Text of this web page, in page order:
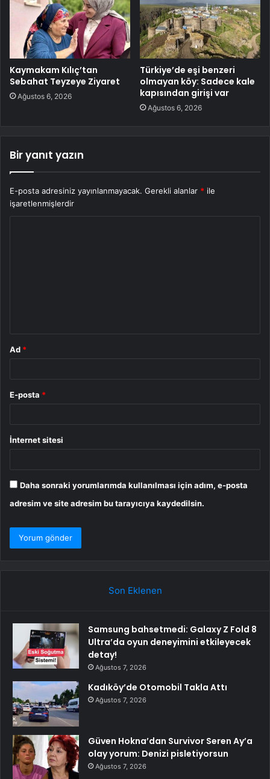
Kaymakam Kılıç’tan
Sebahat Teyzeye Ziyaret
Ağustos 6, 2026
Türkiye’de eşi benzeri
olmayan köy: Sadece kale
kapısından girişi var
Ağustos 6, 2026
Bir yanıt yazın
E-posta adresiniz yayınlanmayacak. Gerekli alanlar * ile
işaretlenmişlerdir
Ad *
E-posta *
İnternet sitesi
Daha sonraki yorumlarımda kullanılması için adım, e-posta
adresim ve site adresim bu tarayıcıya kaydedilsin.
Son Eklenen
Samsung bahsetmedi: Galaxy Z Fold 8
Ultra’da oyun deneyimini etkileyecek
detay!
Ağustos 7, 2026
Kadıköy’de Otomobil Takla Attı
Ağustos 7, 2026
Güven Hokna’dan Survivor Seren Ay’a
olay yorum: Denizi pisletiyorsun
Ağustos 7, 2026